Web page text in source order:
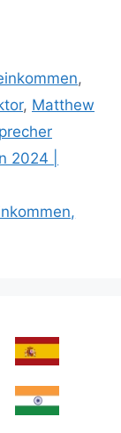
,
, Matthew
2024 |